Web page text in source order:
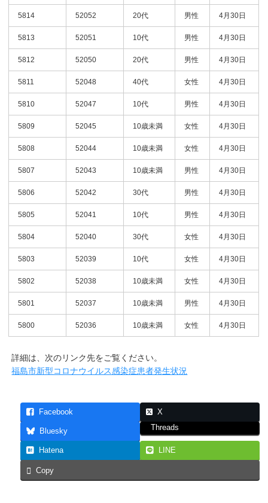
5814 52052 20代 男性 4月30日
5813 52051 10代 男性 4月30日
5812 52050 20代 男性 4月30日
5811 52048 40代 女性 4月30日
5810 52047 10代 男性 4月30日
5809 52045 10歳未満 女性 4月30日
5808 52044 10歳未満 女性 4月30日
5807 52043 10歳未満 男性 4月30日
5806 52042 30代 男性 4月30日
5805 52041 10代 男性 4月30日
5804 52040 30代 女性 4月30日
5803 52039 10代 女性 4月30日
5802 52038 10歳未満 女性 4月30日
5801 52037 10歳未満 男性 4月30日
5800 52036 10歳未満 女性 4月30日
詳細は、次のリンク先をご覧ください。
福島市新型コロナウイルス感染症患者発生状況
Facebook X
Bluesky Threads
Hatena LINE
Copy